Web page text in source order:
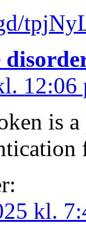
12:06
is
kl.